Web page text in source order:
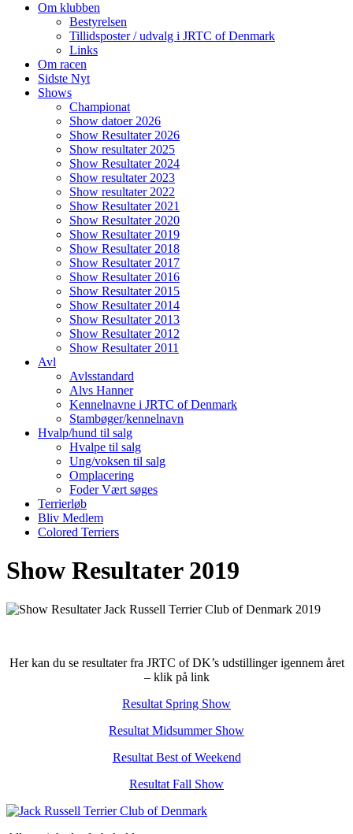
Om klubben
Bestyrelsen
Tillidsposter / udvalg i JRTC of Denmark
Links
Om racen
Sidste Nyt
Shows
Championat
Show datoer 2026
Show Resultater 2026
Show resultater 2025
Show Resultater 2024
Show resultater 2023
Show resultater 2022
Show Resultater 2021
Show Resultater 2020
Show Resultater 2019
Show Resultater 2018
Show Resultater 2017
Show Resultater 2016
Show Resultater 2015
Show Resultater 2014
Show Resultater 2013
Show Resultater 2012
Show Resultater 2011
Avl
Avlsstandard
Alvs Hanner
Kennelnavne i JRTC of Denmark
Stambøger/kennelnavn
Hvalp/hund til salg
Hvalpe til salg
Ung/voksen til salg
Omplacering
Foder Vært søges
Terrierløb
Bliv Medlem
Colored Terriers
Show Resultater 2019
Her kan du se resultater fra JRTC of DK’s udstillinger igennem året
– klik på link
Resultat Spring Show
Resultat Midsummer Show
Resultat Best of Weekend
Resultat Fall Show